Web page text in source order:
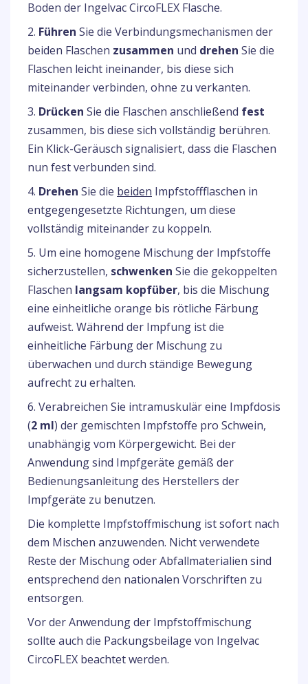
Boden der Ingelvac CircoFLEX Flasche.
2. Führen Sie die Verbindungsmechanismen der
beiden Flaschen zusammen und drehen Sie die
Flaschen leicht ineinander, bis diese sich
miteinander verbinden, ohne zu verkanten.
3. Drücken Sie die Flaschen anschließend fest
zusammen, bis diese sich vollständig berühren.
Ein Klick-Geräusch signalisiert, dass die Flaschen
nun fest verbunden sind.
4. Drehen Sie die beiden Impfstoffflaschen in
entgegengesetzte Richtungen, um diese
vollständig miteinander zu koppeln.
5. Um eine homogene Mischung der Impfstoffe
sicherzustellen, schwenken Sie die gekoppelten
Flaschen langsam kopfüber, bis die Mischung
eine einheitliche orange bis rötliche Färbung
aufweist. Während der Impfung ist die
einheitliche Färbung der Mischung zu
überwachen und durch ständige Bewegung
aufrecht zu erhalten.
6. Verabreichen Sie intramuskulär eine Impfdosis
(2 ml) der gemischten Impfstoffe pro Schwein,
unabhängig vom Körpergewicht. Bei der
Anwendung sind Impfgeräte gemäß der
Bedienungsanleitung des Herstellers der
Impfgeräte zu benutzen.
Die komplette Impfstoffmischung ist sofort nach
dem Mischen anzuwenden. Nicht verwendete
Reste der Mischung oder Abfallmaterialien sind
entsprechend den nationalen Vorschriften zu
entsorgen.
Vor der Anwendung der Impfstoffmischung
sollte auch die Packungsbeilage von Ingelvac
CircoFLEX beachtet werden.